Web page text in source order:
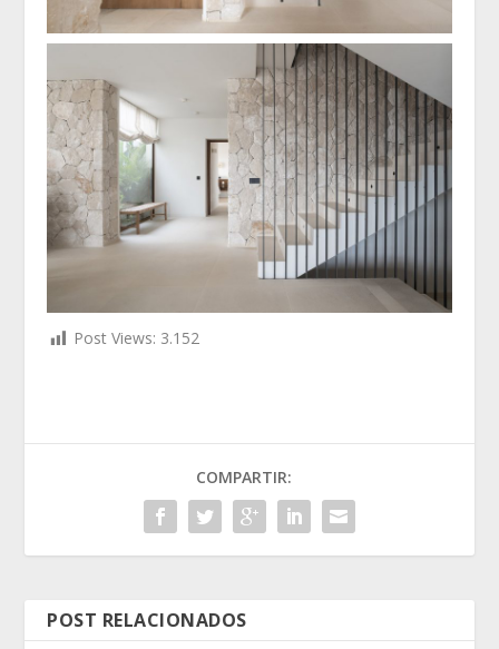
Post Views: 3.152
COMPARTIR:
POST RELACIONADOS